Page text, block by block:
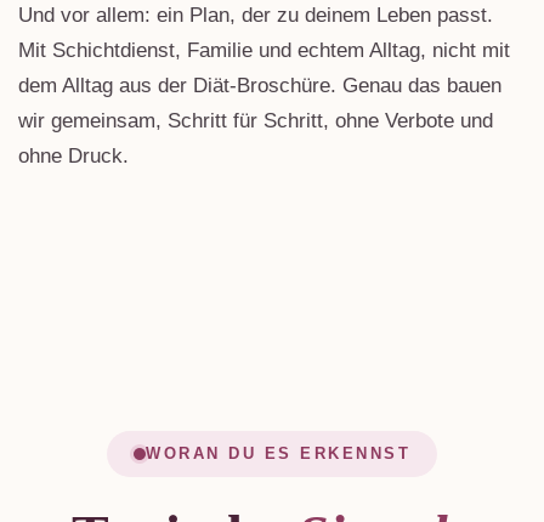
Und vor allem: ein Plan, der zu deinem Leben passt.
Mit Schichtdienst, Familie und echtem Alltag, nicht mit
dem Alltag aus der Diät-Broschüre. Genau das bauen
wir gemeinsam, Schritt für Schritt, ohne Verbote und
ohne Druck.
WORAN DU ES ERKENNST